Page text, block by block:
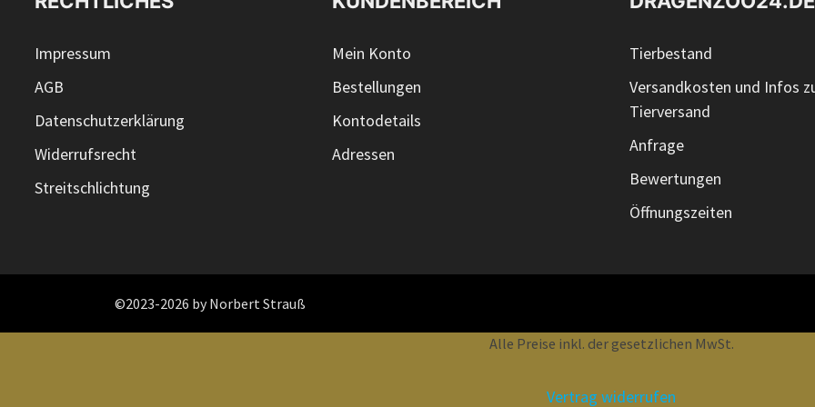
Impressum
AGB
Datenschutzerklärung
Widerrufsrecht
Streitschlichtung
Mein Konto
Bestellungen
Kontodetails
Adressen
Tierbestand
Versandkosten und Infos
Tierversand
Anfrage
Bewertungen
Öffnungszeiten
©2023-2026 by Norbert Strauß
Alle Preise inkl. der gesetzlichen MwSt.
Vertrag widerrufen